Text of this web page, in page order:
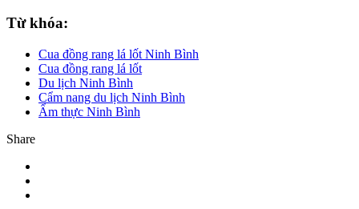
Từ khóa:
Cua đồng rang lá lốt Ninh Bình
Cua đồng rang lá lốt
Du lịch Ninh Bình
Cẩm nang du lịch Ninh Bình
Ẩm thực Ninh Bình
Share